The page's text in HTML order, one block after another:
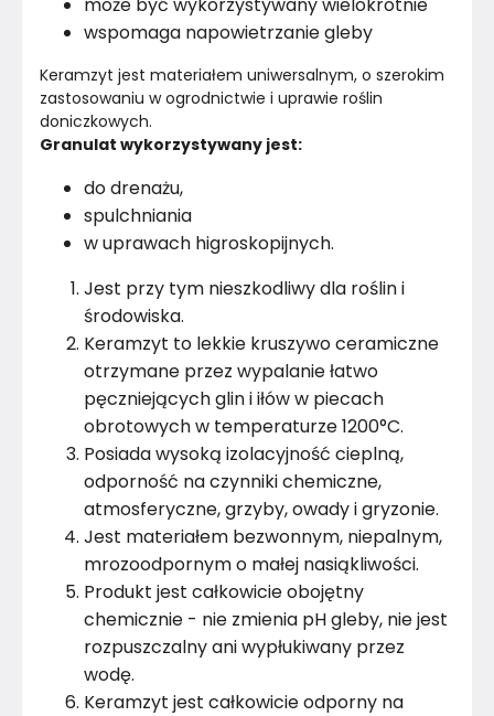
wspomaga napowietrzanie gleby
Keramzyt jest materiałem uniwersalnym, o szerokim
zastosowaniu w ogrodnictwie i uprawie roślin
doniczkowych.
Granulat wykorzystywany jest:
do drenażu,
spulchniania
w uprawach higroskopijnych.
Jest przy tym nieszkodliwy dla roślin i
środowiska.
Keramzyt to lekkie kruszywo ceramiczne
otrzymane przez wypalanie łatwo
pęczniejących glin i iłów w piecach
obrotowych w temperaturze 1200°C.
Posiada wysoką izolacyjność cieplną,
odporność na czynniki chemiczne,
atmosferyczne, grzyby, owady i gryzonie.
Jest materiałem bezwonnym, niepalnym,
mrozoodpornym o małej nasiąkliwości.
Produkt jest całkowicie obojętny
chemicznie - nie zmienia pH gleby, nie jest
rozpuszczalny ani wypłukiwany przez
wodę.
Keramzyt jest całkowicie odporny na